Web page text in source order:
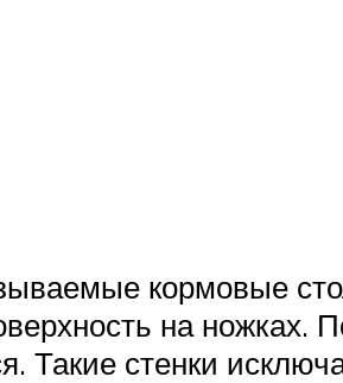
кормовые
на ножках.
Такие стенки